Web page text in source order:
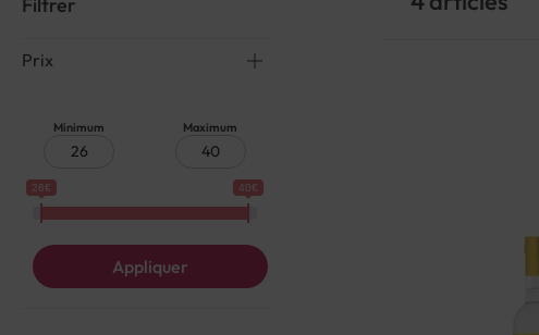
Filtrer
Prix
Minimum Maximum
26€ 40€
Appliquer